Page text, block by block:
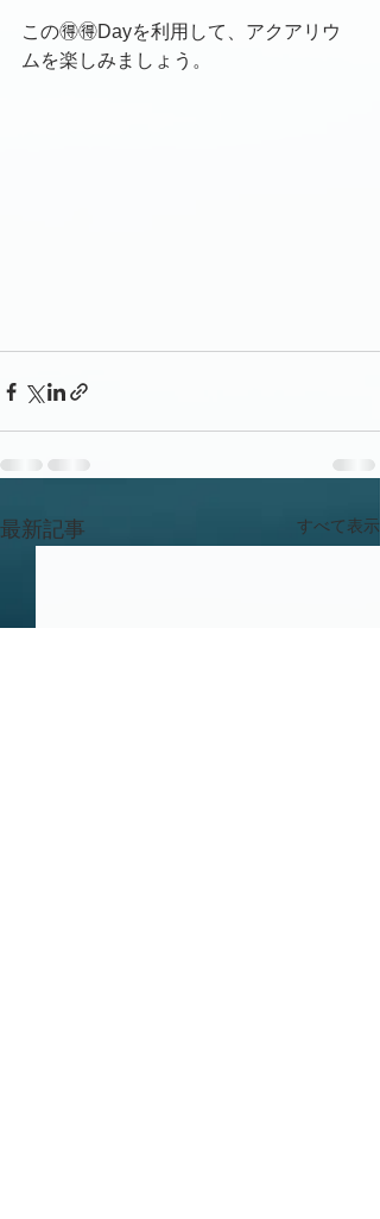
この🉐🉐Dayを利用して、アクアリウ
ムを楽しみましょう。
最新記事 すべて表示